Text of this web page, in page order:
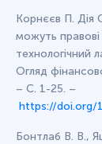
Корнєєв П. Дія
можуть правові
технологічний
Огляд
– С. 1-25. –
https://doi.org/
Бонтлаб В. В.,